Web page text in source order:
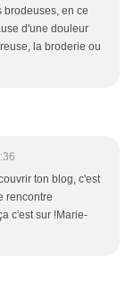
brodeuses, en ce
d'une douleur
la broderie ou
ton blog, c'est
rencontre
c'est sur !Marie-